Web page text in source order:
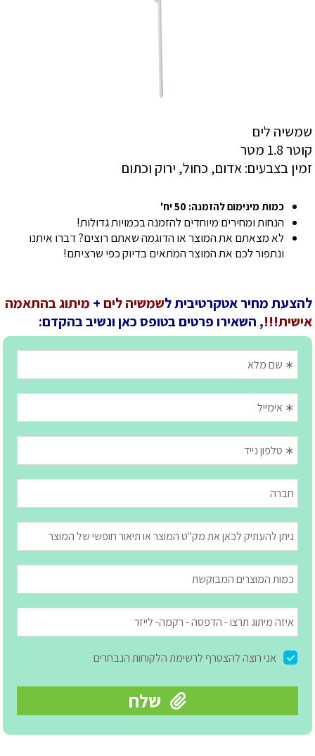
שמשיה לים
קוטר 1.8 מטר
זמין בצבעים: אדום, כחול, ירוק וכתום
כמות מינימום להזמנה: 50 יח'
הנחות ומחירים מיוחדים להזמנה בכמויות גדולות!
לא מצאתם את המוצר או הדוגמה שאתם רוצים? דברו איתנו
ונתפור לכם את המוצר המתאים בדיוק כפי שרציתם!
להצעת מחיר אטקרטיבית לשמשיה לים+ מיתוג בהתאמה
אישית!!!, השאירו פרטים בטופס כאן ונשיב בהקדם: